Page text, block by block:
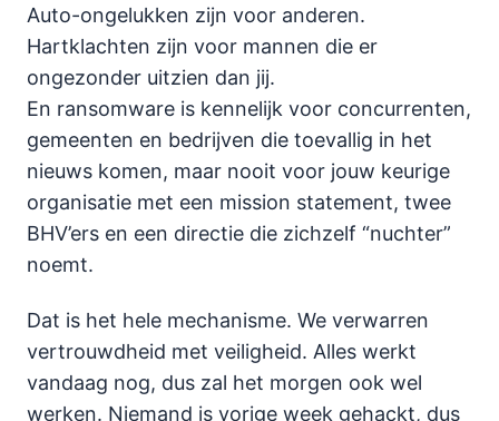
Auto-ongelukken zijn voor anderen.
Hartklachten zijn voor mannen die er
ongezonder uitzien dan jij.
En ransomware is kennelijk voor concurrenten,
gemeenten en bedrijven die toevallig in het
nieuws komen, maar nooit voor jouw keurige
organisatie met een mission statement, twee
BHV’ers en een directie die zichzelf “nuchter”
noemt.
Dat is het hele mechanisme. We verwarren
vertrouwdheid met veiligheid. Alles werkt
vandaag nog, dus zal het morgen ook wel
werken. Niemand is vorige week gehackt, dus